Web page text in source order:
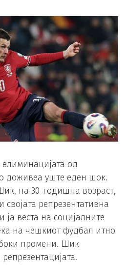
од
доживеа уште еден шок.
на 30-годишна возраст,
репрезентативна
ја веста на социјалните
на чешкиот фудбал итно
промени. Шик